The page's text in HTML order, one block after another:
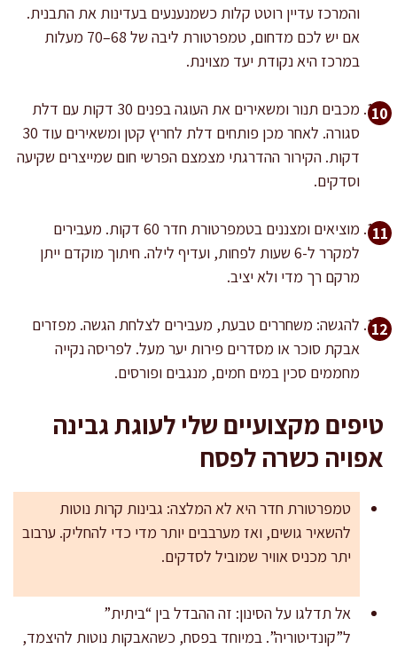
והמרכז עדיין רוטט קלות כשמנענעים בעדינות את התבנית.
אם יש לכם מדחום, טמפרטורת ליבה של 68–70 מעלות
במרכז היא נקודת יעד מצוינת.
מכבים תנור ומשאירים את העוגה בפנים 30 דקות עם דלת
סגורה. לאחר מכן פותחים דלת לחריץ קטן ומשאירים עוד 30
דקות. הקירור ההדרגתי מצמצם הפרשי חום שמייצרים שקיעה
וסדקים.
מוציאים ומצננים בטמפרטורת חדר 60 דקות. מעבירים
למקרר ל-6 שעות לפחות, ועדיף לילה. חיתוך מוקדם ייתן
מרקם רך מדי ולא יציב.
להגשה: משחררים טבעת, מעבירים לצלחת הגשה. מפזרים
אבקת סוכר או מסדרים פירות יער מעל. לפריסה נקייה
מחממים סכין במים חמים, מנגבים ופורסים.
טיפים מקצועיים שלי לעוגת גבינה
אפויה כשרה לפסח
טמפרטורת חדר היא לא המלצה: גבינות קרות נוטות
להשאיר גושים, ואז מערבבים יותר מדי כדי להחליק. ערבוב
יתר מכניס אוויר שמוביל לסדקים.
אל תדלגו על הסינון: זה ההבדל בין “ביתית”
ל”קונדיטוריה”. במיוחד בפסח, כשהאבקות נוטות להיצמד,